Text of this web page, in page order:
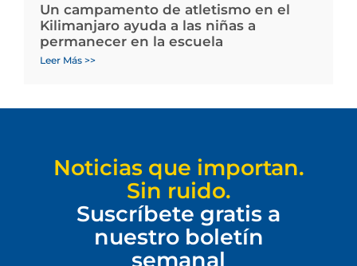
Un campamento de atletismo en el
Kilimanjaro ayuda a las niñas a
permanecer en la escuela
Leer Más >>
Noticias que importan.
Sin ruido.
Suscríbete gratis a
nuestro boletín
semanal